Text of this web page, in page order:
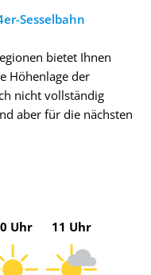
Sesselbahn
bietet Ihnen
Höhenlage der
nicht vollständig
aber für die nächsten
Uhr 11 Uhr